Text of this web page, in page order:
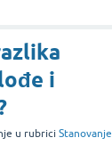
i
u rubrici Stanovanje